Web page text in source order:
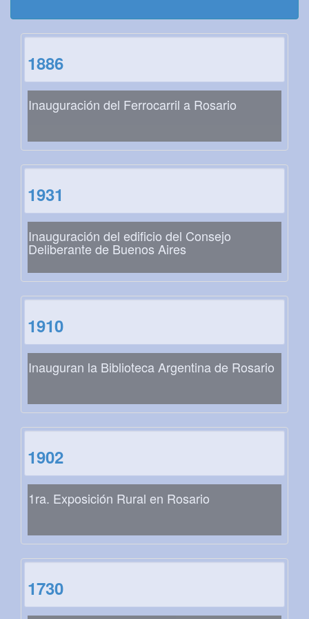
1886
Inauguración del Ferrocarril a Rosario
1931
Inauguración del edificio del Consejo
Deliberante de Buenos Aires
1910
Inauguran la Biblioteca Argentina de Rosario
1902
1ra. Exposición Rural en Rosario
1730